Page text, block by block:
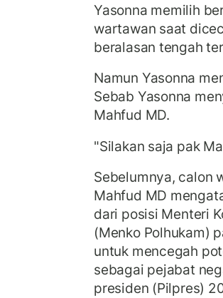
Yasonna memilih
wartawan saat
beralasan tengah
Namun Yasonna
Sebab Yasonna
Mahfud MD.
"Silakan saja pak
Sebelumnya, calon
Mahfud MD
dari posisi Menteri
(Menko Polhukam)
untuk mencegah
sebagai pejabat
presiden (Pilpres)